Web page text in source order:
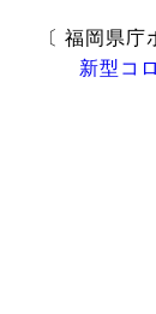
〔 福岡県庁
新型コ